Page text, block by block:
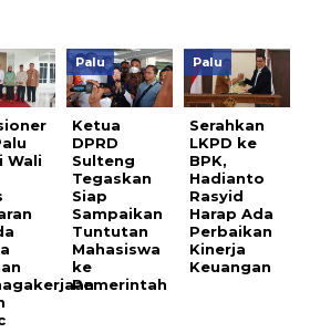
Wali
Palu
Ketua
DPRD
Sulteng
Tegaskan
Siap
Sampaikan
Tuntutan
Mahasiswa
ke
Pemerintah
Palu
Serahkan
LKPD ke
BPK,
Hadianto
Rasyid
Harap Ada
Perbaikan
Kinerja
Keuangan